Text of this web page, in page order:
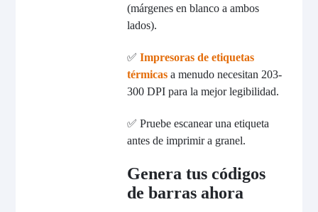
(márgenes en blanco a ambos
lados).
✅ Impresoras de etiquetas
térmicasa menudo necesitan 203-
300 DPI para la mejor legibilidad.
✅ Pruebe escanear una etiqueta
antes de imprimir a granel.
Genera tus códigos
de barras ahora